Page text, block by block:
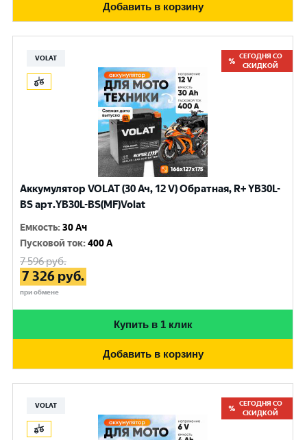
Добавить в корзину
VOLAT
СЕГОДНЯ СО
СКИДКОЙ
Аккумулятор VOLAT (30 Ач, 12 V) Обратная, R+ YB30L-
BS арт.YB30L-BS(MF)Volat
Емкость:30 Ач
Пусковой ток:400 A
7 596руб.
7 326 руб.
при обмене
Купить в 1 клик
Добавить в корзину
VOLAT
СЕГОДНЯ СО
СКИДКОЙ